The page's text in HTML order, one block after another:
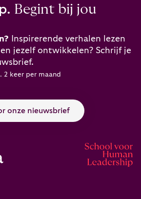
Begint bij jou
Inspirerende verhalen lezen
jezelf ontwikkelen? Schrijf je
2 keer per maand
onze nieuwsbrief